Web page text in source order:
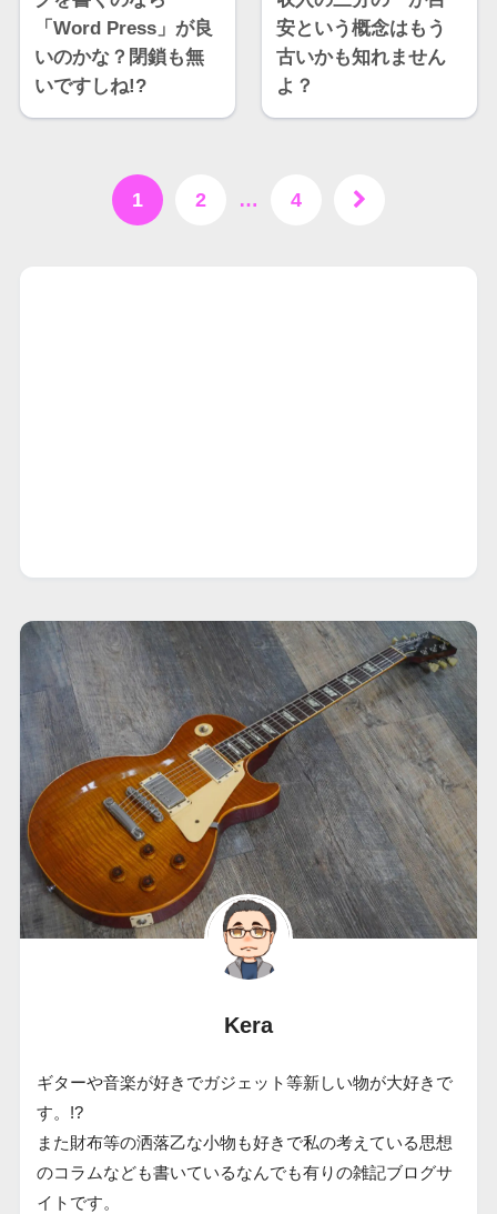
「Word Press」が良
いのかな？閉鎖も無
いですしね!?
安という概念はもう
古いかも知れません
よ？
1 2 … 4
Kera
ギターや音楽が好きでガジェット等新しい物が大好きで
す。!?
また財布等の洒落乙な小物も好きで私の考えている思想
のコラムなども書いているなんでも有りの雑記ブログサ
イトです。